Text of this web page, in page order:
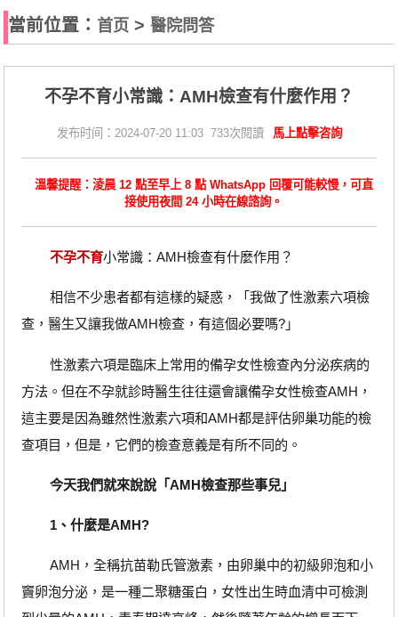
當前位置： 首页 >醫院問答
​不孕不育小常識：AMH檢查有什麼作用？
发布时间：2024-07-20 11:03 733次閱讀 馬上點擊咨詢
溫馨提醒：淩晨 12 點至早上 8 點 WhatsApp 回覆可能較慢，可直
接使用夜間 24 小時在線諮詢。
不孕不育小常識：AMH檢查有什麼作用？
相信不少患者都有這樣的疑惑，「我做了性激素六項檢
查，醫生又讓我做AMH檢查，有這個必要嗎?」
性激素六項是臨床上常用的備孕女性檢查內分泌疾病的
方法。但在不孕就診時醫生往往還會讓備孕女性檢查AMH，
這主要是因為雖然性激素六項和AMH都是評估卵巢功能的檢
查項目，但是，它們的檢查意義是有所不同的。
今天我們就來說說「AMH檢查那些事兒」
1、什麼是AMH?
AMH，全稱抗苗勒氏管激素，由卵巢中的初級卵泡和小
竇卵泡分泌，是一種二聚糖蛋白，女性出生時血清中可檢測